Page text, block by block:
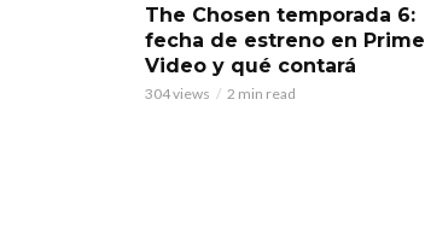
The Chosen temporada 6:
fecha de estreno en Prime
Video y qué contará
304 views 2 min read